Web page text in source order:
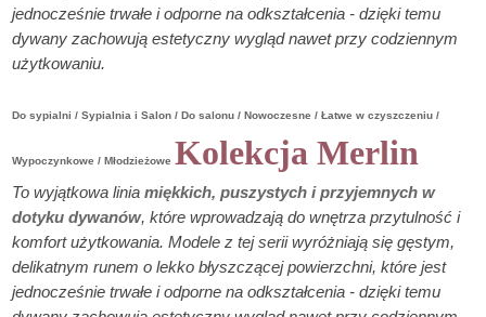
jednocześnie trwałe i odporne na odkształcenia - dzięki temu
dywany zachowują estetyczny wygląd nawet przy codziennym
użytkowaniu.
Do sypialni / Sypialnia i Salon / Do salonu / Nowoczesne / Łatwe w czyszczeniu /
Wypoczynkowe / MłodzieżoweKolekcja Merlin
To wyjątkowa liniamiękkich, puszystych i przyjemnych w
dotyku dywanów, które wprowadzają do wnętrza przytulność i
komfort użytkowania. Modele z tej serii wyróżniają się gęstym,
delikatnym runem o lekko błyszczącej powierzchni, które jest
jednocześnie trwałe i odporne na odkształcenia - dzięki temu